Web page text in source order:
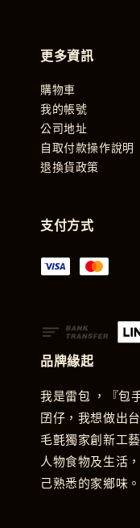
更多資訊
購物車
我的帳號
公司地址
自取付款操作說明
退換貨政策
支付方式
品牌緣起
我是雷包 ，『包
囝仔，我想做出
毛氈獨家創新工
人物食物及生活
己熟悉的家鄉味。